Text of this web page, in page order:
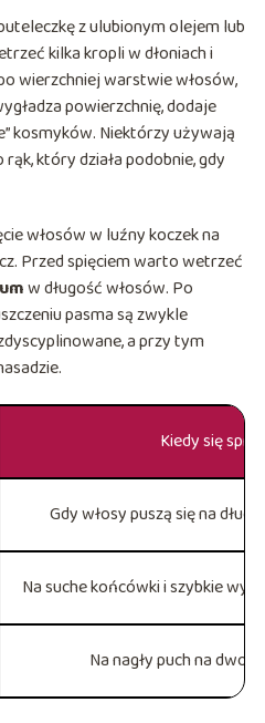
z ulubionym olejem lub
kilka kropli w dłoniach i
wierzchniej warstwie włosów,
powierzchnię, dodaje
kosmyków. Niektórzy używają
który działa podobnie, gdy
włosów w luźny koczek na
Przed spięciem warto wetrzeć
w długość włosów. Po
pasma są zwykle
a przy tym
Kiedy się
Gdy włosy puszą się na
Na suche końcówki i szybkie
Na nagły puch na